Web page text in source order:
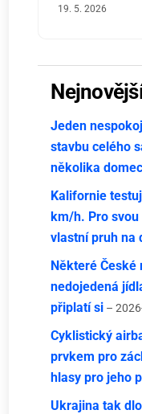
19. 5. 2026
Jeden
stavbu celého
několika
Kalifornie
km/h. Pro
vlastní pruh na
Některé
nedojedená
připlatí si –
Cyklistický
prvkem pro
hlasy pro jeho
Ukrajina tak